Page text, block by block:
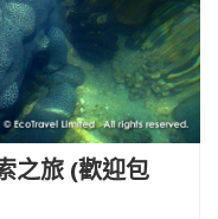
之旅 (歡迎包